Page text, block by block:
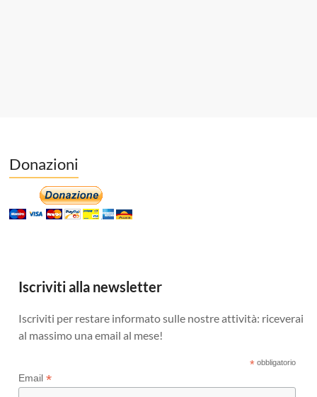
Donazioni
Iscriviti alla newsletter
Iscriviti per restare informato sulle nostre attività: riceverai
al massimo una email al mese!
* obbligatorio
Email*